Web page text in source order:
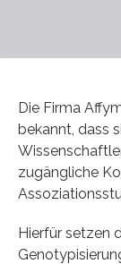
Die Firma
bekannt, dass
zugängliche
Hierfür setzen